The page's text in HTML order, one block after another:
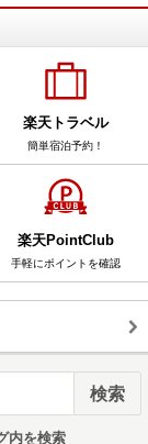
楽天トラベル
簡単宿泊予約！
楽天PointClub
手軽にポイントを確認
内を検索